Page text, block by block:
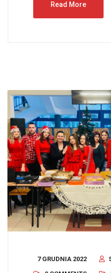
Read More
7 GRUDNIA 2022